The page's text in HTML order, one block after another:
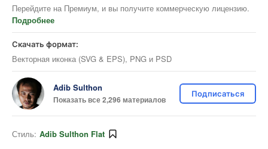
Перейдите на Премиум, и вы получите коммерческую лицензию.
Подробнее
Скачать формат:
Векторная иконка (SVG & EPS), PNG и PSD
Adib Sulthon
Показать все 2,296 материалов
Подписаться
Стиль: Adib Sulthon Flat